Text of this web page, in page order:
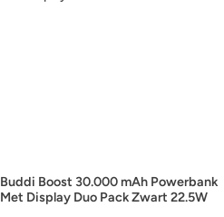
Buddi Boost 30.000 mAh Powerbank
Met Display Duo Pack Zwart 22.5W